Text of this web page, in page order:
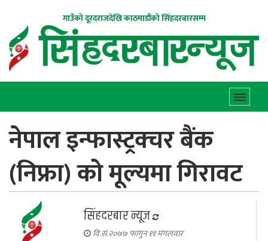
गाउँको दूरदराजदेखि काठमाडौंको सिंहदरबारसम्म
नेपाल इन्फास्ट्रक्चर बैंक
(निफ्रा) को मूल्यमा गिरावट
सिंहदरबार न्यूज
वि.सं.२०७७ फागुन ११ मंगलवार